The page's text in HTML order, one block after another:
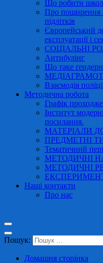
Що робити
Про поширення
підлітків
Європейський
експлуатації і
СОЦІАЛЬНІ
Антибулінг
Що таке
Взаємодія
Методична робота
Графік
Інститут
посилання.
МАТЕРІАЛИ
ПРЕДМЕТНІ
Тематичний
МЕТОДИЧНІ
МЕТОДИЧНІ
Наші контакти
Про нас
Пошук:
Домашня сторінка